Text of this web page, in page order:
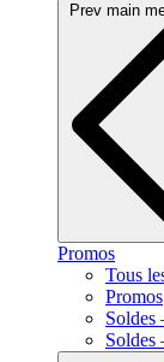
Prev main
Promos
Tous
Promos
Soldes
Soldes